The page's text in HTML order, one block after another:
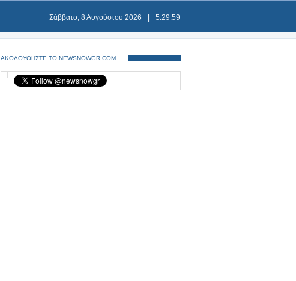
Σάββατο, 8 Αυγούστου 2026 5:29:59
ΑΚΟΛΟΥΘΗΣΤΕ ΤΟ NEWSNOWGR.COM